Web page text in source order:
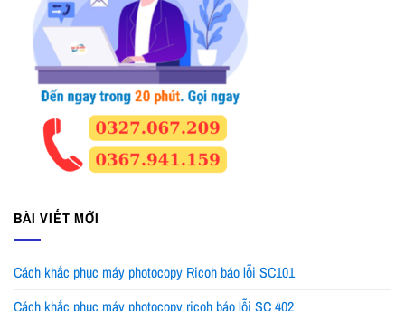
BÀI VIẾT MỚI
Cách khắc phục máy photocopy Ricoh báo lỗi SC101
Cách khắc phục máy photocopy ricoh báo lỗi SC 402